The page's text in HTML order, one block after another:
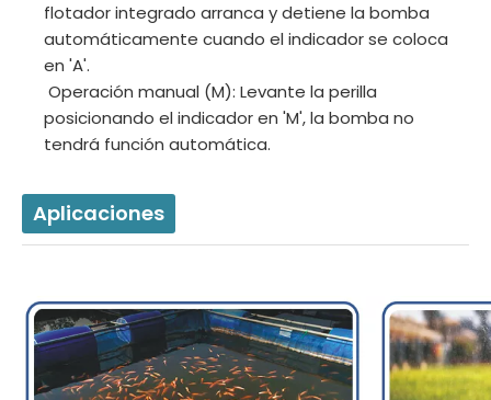
flotador integrado arranca y detiene la bomba
automáticamente cuando el indicador se coloca
en 'A'.
Operación manual (M): Levante la perilla
posicionando el indicador en 'M', la bomba no
tendrá función automática.
Aplicaciones